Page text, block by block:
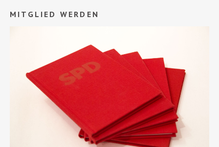
MITGLIED WERDEN